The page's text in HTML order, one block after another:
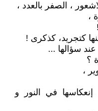
، الصفر بالعدد ،
،
كتجريد، كذكرى !
عند سؤالها ...
؟
،
في النور و